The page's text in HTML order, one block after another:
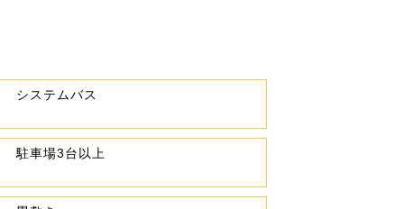
システムバス
駐車場3台以上